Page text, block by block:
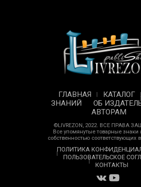
ГЛАВНАЯ КАТАЛОГ
ЗНАНИЙ
ОБ
АВТОРАМ
©LIVREZON, 2022. ВСЕ ПРАВА
Все упомянутые товарные знаки
собственностью соответствующих
ПОЛИТИКА
ПОЛЬЗОВАТЕЛЬСКОЕ
КОНТАКТЫ